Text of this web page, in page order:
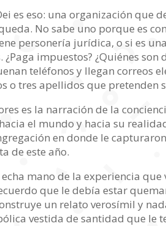
es eso: una organización que
No sabe uno porque es
personería jurídica, o si es
impuestos? ¿Quiénes
teléfonos y llegan correos
o tres apellidos que pretenden
es la narración de la
el mundo y hacia su
en donde le
de este año.
mano de la experiencia
que le debía estar
un relato verosímil y
vestida de santidad que le